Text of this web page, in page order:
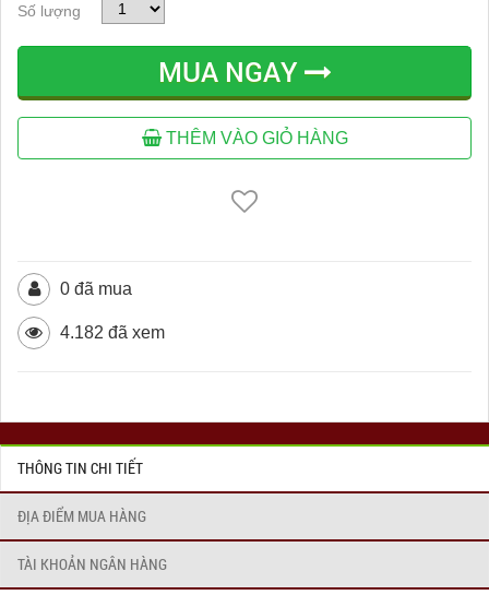
Số lượng
MUA NGAY
THÊM VÀO GIỎ HÀNG
0 đã mua
4.182 đã xem
THÔNG TIN CHI TIẾT
ĐỊA ĐIỂM MUA HÀNG
TÀI KHOẢN NGÂN HÀNG